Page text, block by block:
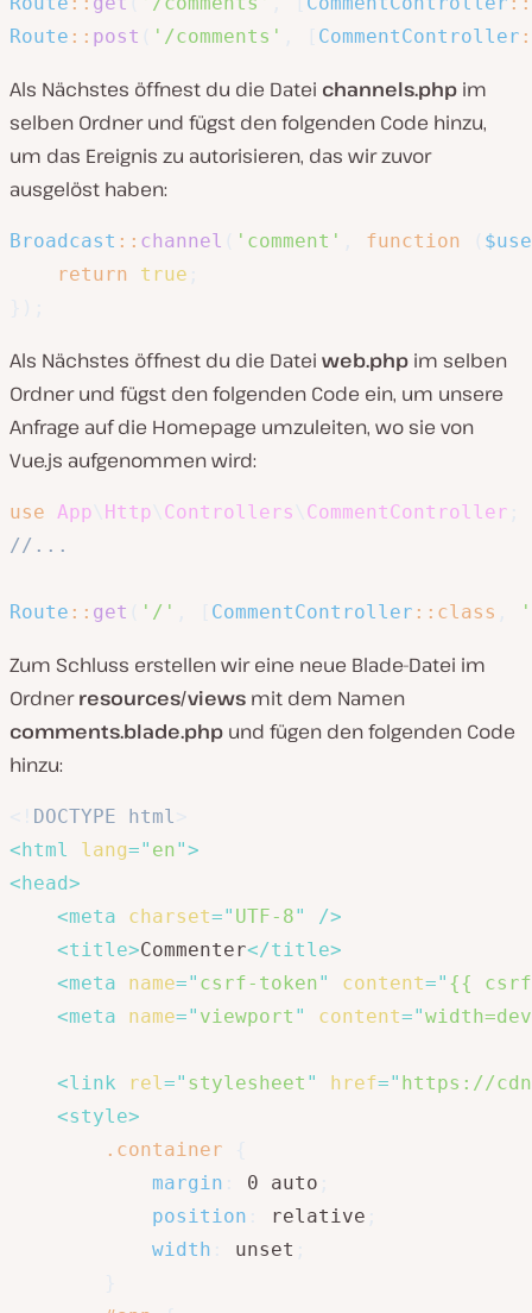
Route :: post '/comments' CommentController
Als Nächstes öffnest du die Datei channels.php im
selben Ordner und fügst den folgenden Code hinzu,
um das Ereignis zu autorisieren, das wir zuvor
ausgelöst haben:
Broadcast :: channel 'comment' function
return
true
Als Nächstes öffnest du die Datei web.php im selben
Ordner und fügst den folgenden Code ein, um unsere
Anfrage auf die Homepage umzuleiten, wo sie von
Vue.js aufgenommen wird:
use App Http Controllers CommentController
//...
Route :: get '/' CommentController :: class
Zum Schluss erstellen wir eine neue Blade-Datei im
Ordnerresources/views mit dem Namen
comments.blade.php und fügen den folgenden Code
hinzu:
DOCTYPE html
<html lang=" en">
<head>
<meta charset=" UTF-8"
/>
<title>Commenter</title>
<meta name=" csrf-token" content=" {{
<meta name=" viewport " content="
<link rel=" stylesheet " href=" https://
<style>
.container
margin
0 auto
position
relative
width
unset